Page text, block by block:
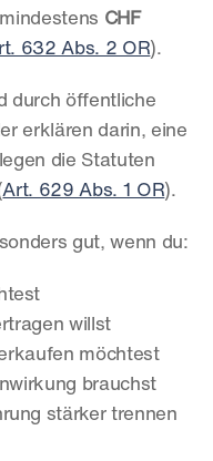
CHF
632 Abs. 2 OR).
durch öffentliche
erklären darin, eine
die Statuten
Art. 629 Abs. 1 OR).
gut, wenn du:
willst
möchtest
brauchst
stärker trennen